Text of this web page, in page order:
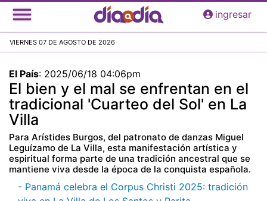
Pasar
al
principal
ingresar
VIERNES 07 DE AGOSTO DE 2026
El País: 2025/06/18 04:06pm
El bien y el mal se enfrentan en el
tradicional 'Cuarteo del Sol' en La
Villa
Para Arístides Burgos, del patronato de danzas Miguel
Leguízamo de La Villa, esta manifestación artística y
espiritual forma parte de una tradición ancestral que se
mantiene viva desde la época de la conquista española.
- Panamá celebra el Corpus Christi 2025: tradición